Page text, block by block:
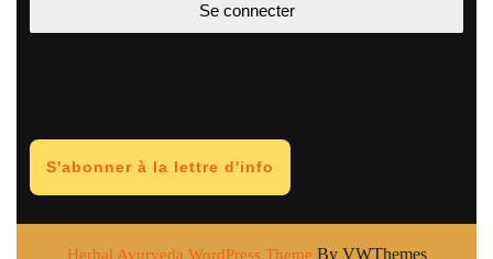
Se connecter
S'abonner à la lettre d'info
Herbal Ayurveda WordPress Theme By VWThemes